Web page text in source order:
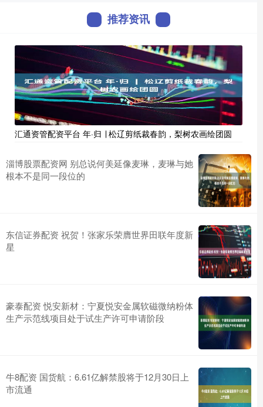
推荐资讯
汇通资管配资平台 年·归 ∣ 松辽剪纸裁春韵，梨树农画绘团圆
淄博股票配资网 别总说何美延像麦琳，麦琳与她
根本不是同一段位的
东信证券配资 祝贺！张家乐荣膺世界田联年度新
星
豪泰配资 悦安新材：宁夏悦安金属软磁微纳粉体
生产示范线项目处于试生产许可申请阶段
牛8配资 国货航：6.61亿解禁股将于12月30日上
市流通